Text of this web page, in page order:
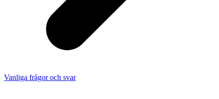
Vanliga frågor och svar